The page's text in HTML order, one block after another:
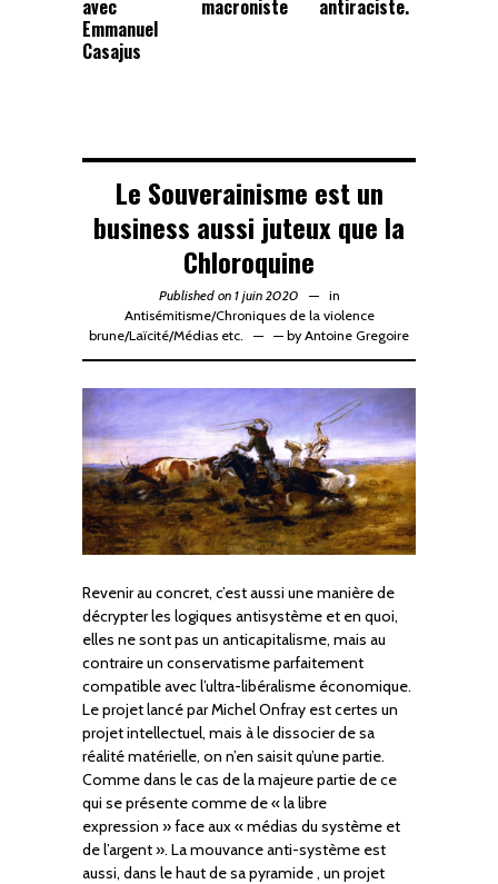
avec
Emmanuel
Casajus
macroniste antiraciste.
Le Souverainisme est un
business aussi juteux que la
Chloroquine
Published on 1 juin 2020
in
Antisémitisme/Chroniques de la violence
brune/Laïcité/Médias etc. — by Antoine Gregoire
Revenir au concret, c’est aussi une manière de
décrypter les logiques antisystème et en quoi,
elles ne sont pas un anticapitalisme, mais au
contraire un conservatisme parfaitement
compatible avec l’ultra-libéralisme économique.
Le projet lancé par Michel Onfray est certes un
projet intellectuel, mais à le dissocier de sa
réalité matérielle, on n’en saisit qu’une partie.
Comme dans le cas de la majeure partie de ce
qui se présente comme de « la libre
expression » face aux « médias du système et
de l’argent ». La mouvance anti-système est
aussi, dans le haut de sa pyramide , un projet